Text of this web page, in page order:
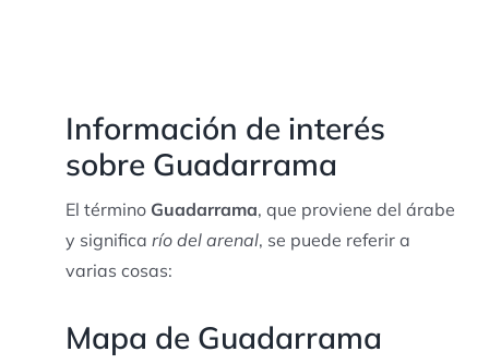
Información de interés
sobre Guadarrama
El término Guadarrama, que proviene del árabe
y significa río del arenal, se puede referir a
varias cosas:
Mapa de Guadarrama